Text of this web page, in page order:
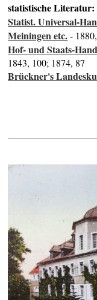
statistische Literatur:
Statist. Universal-
Meiningen etc.-
Hof- und Staats-
1843, 100; 1874, 87
Brückner's